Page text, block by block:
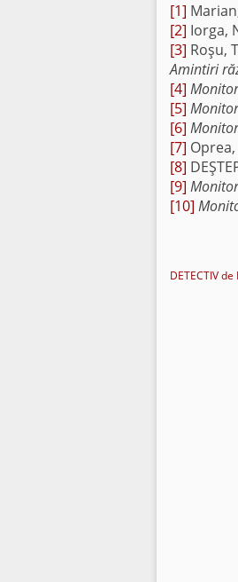
[1]
[2] Iorga,
[3] Roşu,
Amintiri
[4]
[5]
[6]
[7]
[8]
[9]
[10]
DETECTIV de